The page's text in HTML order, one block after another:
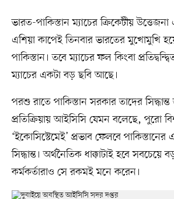
ভারত-পাকিস্তান ম্যাচের ক্রিকেটীয়
এশিয়া কাপেই তিনবার ভারতের মুখোমুখি
পাকিস্তান। তবে ম্যাচের ফল কিংবা
ম্যাচের একটা বড় ছবি আছে।
পরশু রাতে পাকিস্তান সরকার তাদের
প্রতিক্রিয়ায় আইসিসি যেমন বলেছে, পুরো
‘ইকোসিস্টেমেই’ প্রভাব ফেলবে
সিদ্ধান্ত। অর্থনৈতিক ধাক্কাটাই হবে সবচেয়ে
কর্মকর্তারাও সে রকমই মনে করেন।